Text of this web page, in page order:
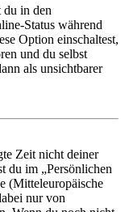
du in den
Status während
Option einschaltest,
und du selbst
als unsichtbarer
Zeit nicht deiner
du im „Persönlichen
(Mitteleuropäische
nur von